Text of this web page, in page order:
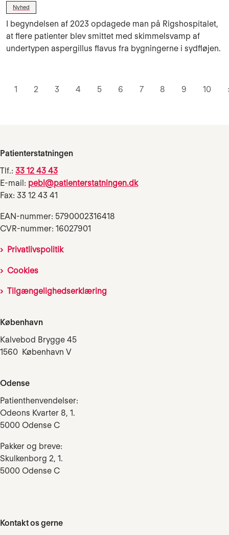
Nyhed
I begyndelsen af 2023 opdagede man på Rigshospitalet,
at flere patienter blev smittet med skimmelsvamp af
undertypen aspergillus flavus fra bygningerne i sydfløjen.
1 2 3 4 5 6 7 8 9 10
Patienterstatningen
Tlf.: 33 12 43 43
E-mail: pebl@patienterstatningen.dk
Fax: 33 12 43 41
EAN-nummer: 5790002316418
CVR-nummer: 16027901
Privatlivspolitik
Cookies
Tilgængelighedserklæring
København
Kalvebod Brygge 45
1560 København V
Odense
Patienthenvendelser:
Odeons Kvarter 8, 1.
5000 Odense C
Pakker og breve:
Skulkenborg 2, 1.
5000 Odense C
Kontakt os gerne